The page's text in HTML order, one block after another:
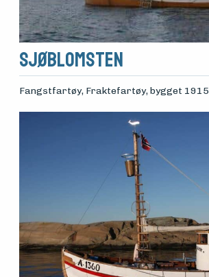
Sjøblomsten
Fangstfartøy, Fraktefartøy, bygget 1915